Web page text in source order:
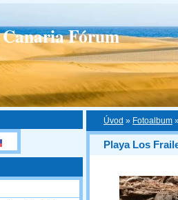
Fórum
Úvod » Fotoalbum
Playa Los